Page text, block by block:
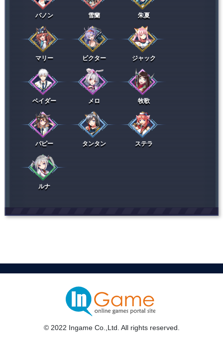
バノン 雪蘭 朱夏
マリー ビクター ジャック
ベイダー メロ 牧歌
パピー タンタン ステラ
ルナ
© 2022 Ingame Co.,Ltd. All rights reserved.